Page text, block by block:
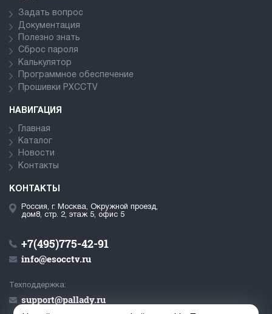
Задать вопрос
Документация
Полезно знать
Сброс пароля
Калькулятор
Программное обеспечение
Прошивки PXCCTV
НАВИГАЦИЯ
Главная
Каталог
Новости
Контакты
КОНТАКТЫ
Россия, г. Москва, Окружной проезд,
дом8, стр. 2, этаж 5, офис 5
+7(495)775-42-91
info@esocctv.ru
Техподдержка:
support@pallady.ru